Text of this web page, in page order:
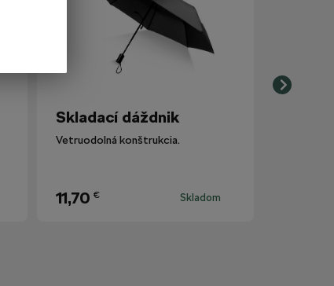
Skladací dáždnik
Vetruodolná konštrukcia.
11,70 € Skladom